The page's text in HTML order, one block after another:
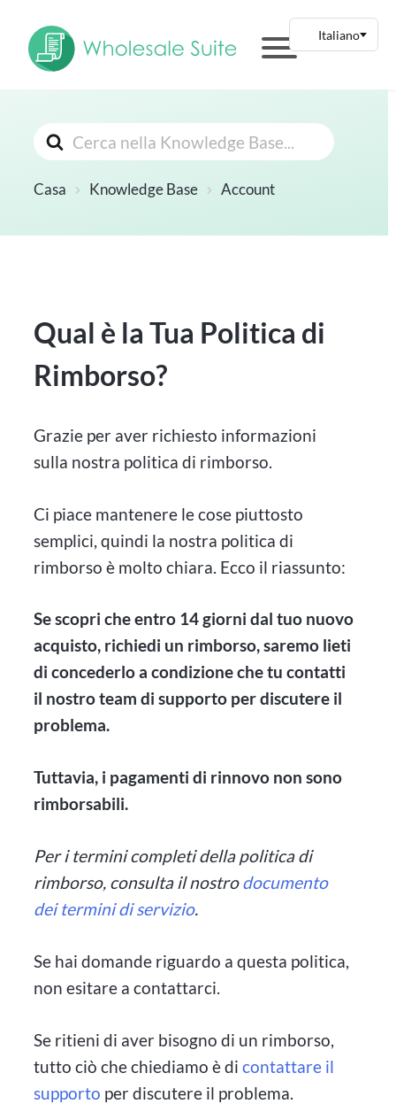
Cerca
Casa Knowledge Base Account
Qual è la Tua Politica di
Rimborso?
Grazie per aver richiesto informazioni
sulla nostra politica di rimborso.
Ci piace mantenere le cose piuttosto
semplici, quindi la nostra politica di
rimborso è molto chiara. Ecco il riassunto:
Se scopri che entro 14 giorni dal tuo nuovo
acquisto, richiedi un rimborso, saremo lieti
di concederlo a condizione che tu contatti
il nostro team di supporto per discutere il
problema.
Tuttavia, i pagamenti di rinnovo non sono
rimborsabili.
Per i termini completi della politica di
rimborso, consulta il nostrodocumento
dei termini di servizio.
Se hai domande riguardo a questa politica,
non esitare a contattarci.
Se ritieni di aver bisogno di un rimborso,
tutto ciò che chiediamo è dicontattare il
supporto per discutere il problema.